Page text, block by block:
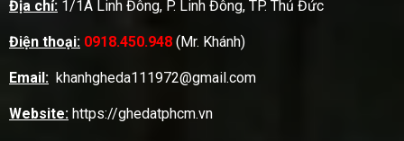
Địa chỉ: 1/1A Linh Đông, P. Linh Đông, TP. Thủ Đức
Điện thoại: 0918.450.948 (Mr. Khánh)
Email: khanhgheda111972@gmail.com
Website: https://ghedatphcm.vn